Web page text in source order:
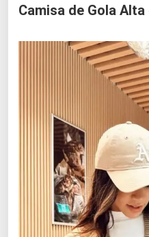
Camisa de Gola